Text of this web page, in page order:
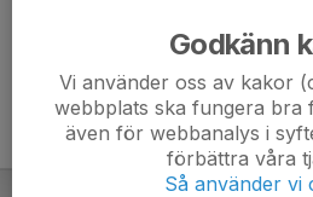
Godkänn
Vi använder oss av kakor
webbplats ska fungera bra
även för webbanalys i
förbättra våra
Så använder vi